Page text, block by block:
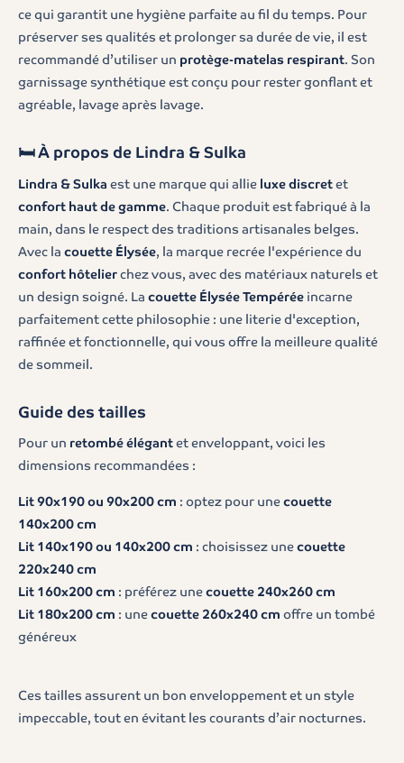
ce qui garantit une hygiène parfaite au fil du temps. Pour
préserver ses qualités et prolonger sa durée de vie, il est
recommandé d’utiliser un protège-matelas respirant. Son
garnissage synthétique est conçu pour rester gonflant et
agréable, lavage après lavage.
🛏️ À propos de Lindra & Sulka
Lindra & Sulka est une marque qui allie luxe discretet
confort haut de gamme. Chaque produit est fabriqué à la
main, dans le respect des traditions artisanales belges.
Avec la couette Élysée, la marque recrée l'expérience du
confort hôtelierchez vous, avec des matériaux naturels et
un design soigné. La couette Élysée Tempéréeincarne
parfaitement cette philosophie : une literie d'exception,
raffinée et fonctionnelle, qui vous offre la meilleure qualité
de sommeil.
Guide des tailles
Pour un retombé élégantet enveloppant, voici les
dimensions recommandées :
Lit 90x190 ou 90x200 cm : optez pour unecouette
140x200 cm
Lit 140x190 ou 140x200 cm : choisissez unecouette
220x240 cm
Lit 160x200 cm : préférez unecouette 240x260 cm
Lit 180x200 cm : unecouette 260x240 cm offre un tombé
généreux
Ces tailles assurent un bon enveloppement et un style
impeccable, tout en évitant les courants d’air nocturnes.